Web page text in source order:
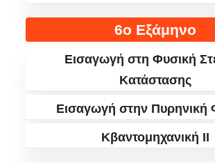
6ο Εξάμηνο
Εισαγωγή στη Φυσική
Κατάστασης
Εισαγωγή στην Πυρηνική
Κβαντομηχανική ΙΙ